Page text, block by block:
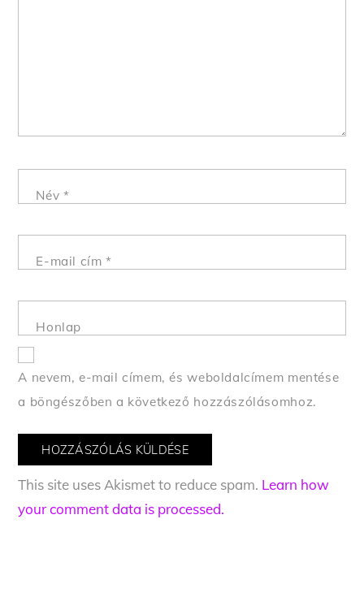
Név *
E-mail cím*
Honlap
A nevem, e-mail címem, és weboldalcímem mentése
a böngészőben a következő hozzászólásomhoz.
This site uses Akismet to reduce spam. Learn how
your comment data is processed.